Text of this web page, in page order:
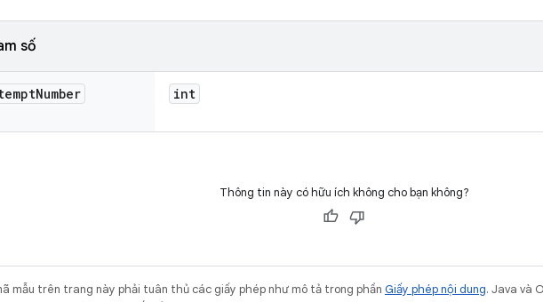
số
Number int
Thông tin này có hữu ích không cho bạn không?
mẫu trên trang này phải tuân thủ các giấy phép như mô tả trong phần Giấy phép nội dung. Java và